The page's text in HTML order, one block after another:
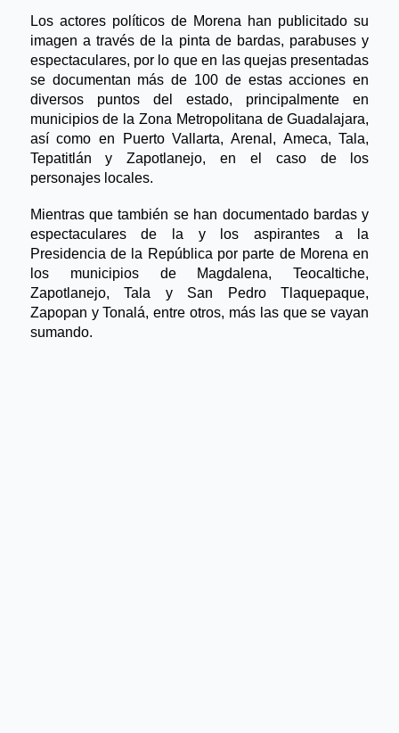
Los actores políticos de Morena han publicitado su
imagen a través de la pinta de bardas, parabuses y
espectaculares, por lo que en las quejas presentadas
se documentan más de 100 de estas acciones en
diversos puntos del estado, principalmente en
municipios de la Zona Metropolitana de Guadalajara,
así como en Puerto Vallarta, Arenal, Ameca, Tala,
Tepatitlán y Zapotlanejo, en el caso de los
personajes locales.
Mientras que también se han documentado bardas y
espectaculares de la y los aspirantes a la
Presidencia de la República por parte de Morena en
los municipios de Magdalena, Teocaltiche,
Zapotlanejo, Tala y San Pedro Tlaquepaque,
Zapopan y Tonalá, entre otros, más las que se vayan
sumando.